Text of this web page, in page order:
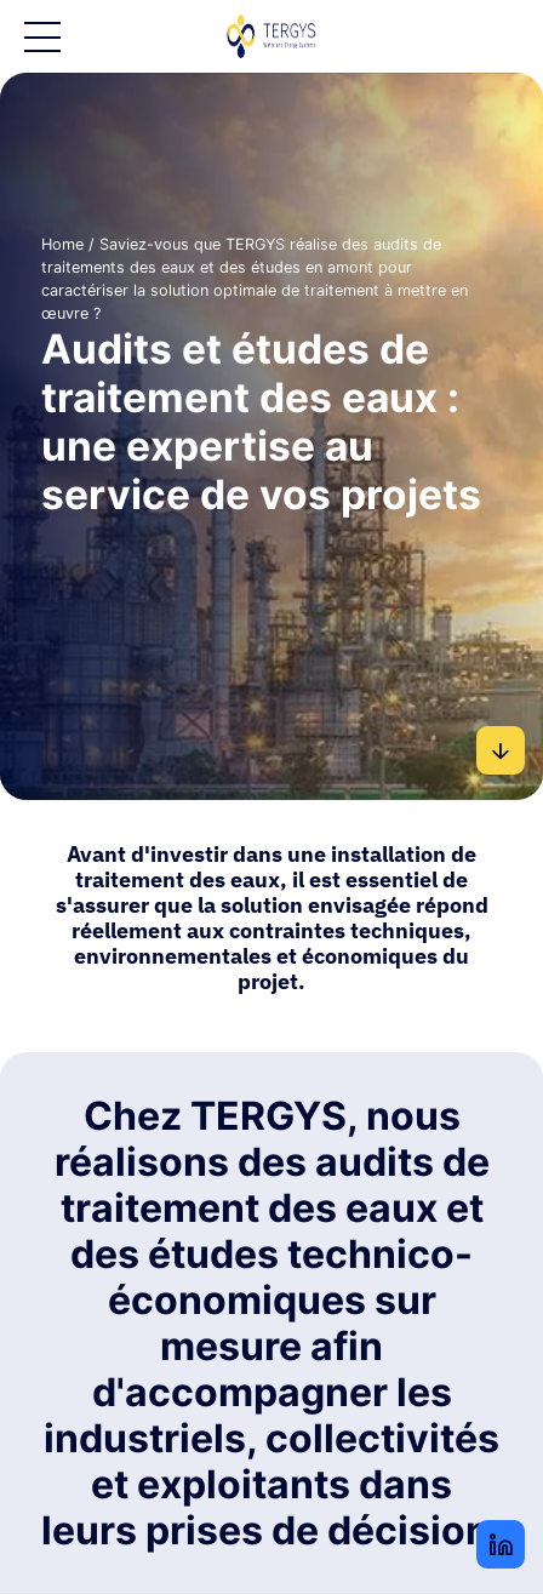
Home/ Saviez-vous que TERGYS réalise des audits de
traitements des eaux et des études en amont pour
caractériser la solution optimale de traitement à mettre en
œuvre ?
Audits et études de
traitement des eaux :
une expertise au
service de vos projets
Avant d'investir dans une installation de
traitement des eaux, il est essentiel de
s'assurer que la solution envisagée répond
réellement aux contraintes techniques,
environnementales et économiques du
projet.
Chez TERGYS, nous
réalisons des audits de
traitement des eaux et
des études technico-
économiques sur
mesure afin
d'accompagner les
industriels, collectivités
et exploitants dans
leurs prises de décision.